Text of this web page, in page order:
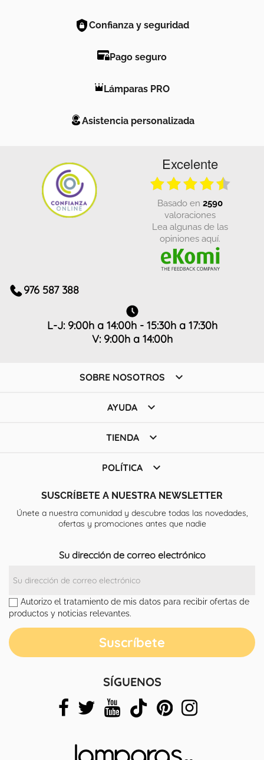
Confianza y seguridad
Pago seguro
Lámparas PRO
Asistencia personalizada
Excelente
basado en 2590
valoraciones
Lea algunas de las
opiniones aquí.
976 587 388
L-J: 9:00h a 14:00h - 15:30h a 17:30h
V: 9:00h a 14:00h
SOBRE NOSOTROS 
AYUDA 
TIENDA 
POLÍTICA 
SUSCRÍBETE A NUESTRA NEWSLETTER
Únete a nuestra comunidad y descubre todas las novedades,
ofertas y promociones antes que nadie
Su dirección de correo electrónico
Autorizo el tratamiento de mis datos para recibir ofertas de
productos y noticias relevantes.
SÍGUENOS